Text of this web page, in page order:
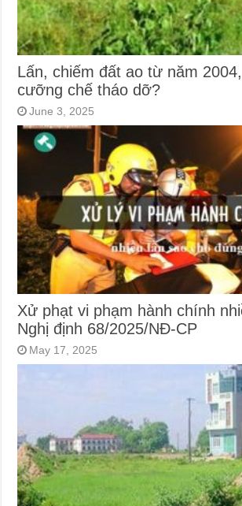
Lấn, chiếm đất ao từ năm
cưỡng chế tháo dỡ?
June 3, 2025
Xử phạt vi phạm hành chính
Nghị định 68/2025/NĐ-CP
May 17, 2025